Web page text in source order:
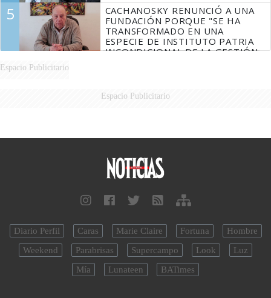
5
CACHANOSKY RENUNCIÓ A UNA
FUNDACIÓN PORQUE "SE HA
TRANSFORMADO EN UNA
ESPECIE DE INSTITUTO PATRIA
INCONDICIONAL DE LA GESTIÓN
Espacio Publicitario
Espacio Publicitario
Diario Perfil Caras Marie Claire Fortuna
Hombre
Weekend
Parabrisas Supercampo Look
Luz
Mía
Lunateen BATimes